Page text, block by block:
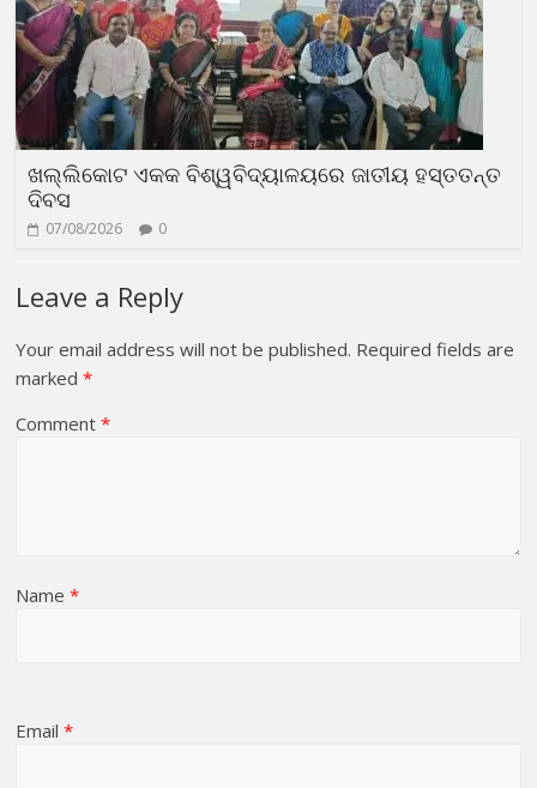
ଖଲ୍ଲିକୋଟ ଏକକ ବିଶ୍ୱବିଦ୍ୟାଳୟରେ ଜାତୀୟ ହସ୍ତତନ୍ତ
ଦିବସ
07/08/2026 0
Leave a Reply
Your email address will not be published. Required fields are
marked*
Comment*
Name*
Email*